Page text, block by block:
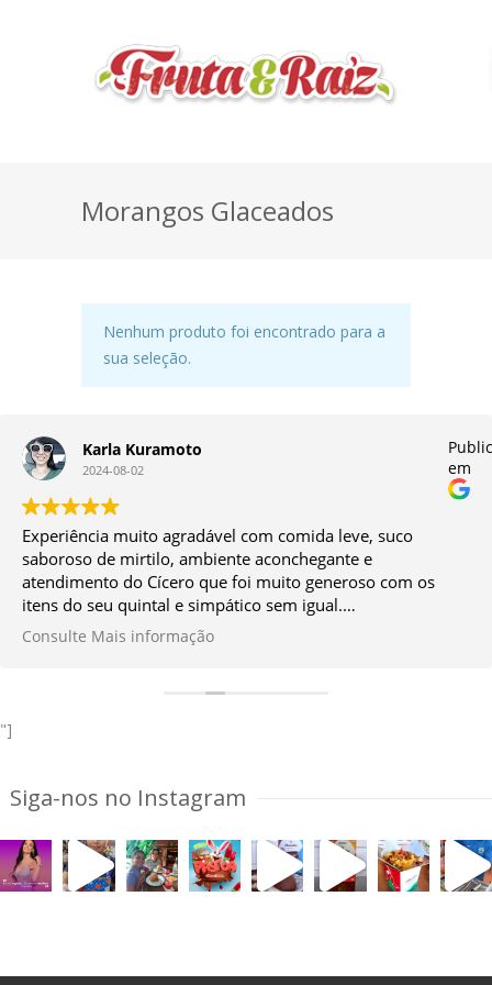
Morangos Glaceados
Nenhum produto foi encontrado para a
sua seleção.
em
Karla Kuramoto
2024-08-02
Experiência muito agradável com comida leve, suco
saboroso de mirtilo, ambiente aconchegante e
atendimento do Cícero que foi muito generoso com os
itens do seu quintal e simpático sem igual.
Vale muito a ida!
*Façam a reserva antes.
Consulte Mais informação
"]
Siga-nos no Instagram